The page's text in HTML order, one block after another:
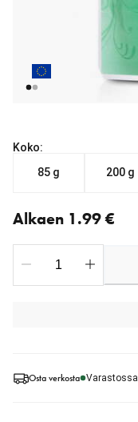
Osta verkosta Varastossa
Koko:
85 g
200 g
Alkaen 1.99 €